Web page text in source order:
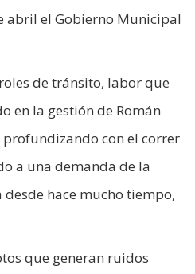
abril el Gobierno Municipal
de tránsito, labor que
en la gestión de Román
con el correr
a una demanda de la
hace mucho tiempo,
que generan ruidos